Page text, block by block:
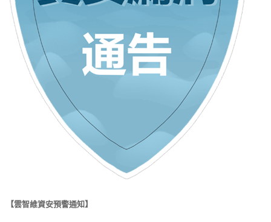
【雲智維資安預警通知】